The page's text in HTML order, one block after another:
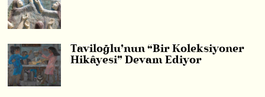
Taviloğlu’nun “Bir Koleksiyoner
Hikâyesi” Devam Ediyor